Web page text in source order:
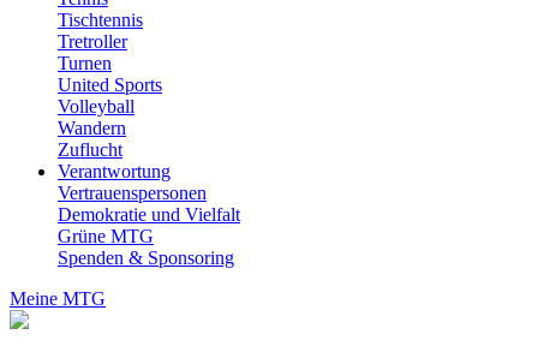
Tischtennis
Tretroller
Turnen
United Sports
Volleyball
Wandern
Zuflucht
Verantwortung
Vertrauenspersonen
Demokratie und Vielfalt
Grüne MTG
Spenden & Sponsoring
Meine MTG